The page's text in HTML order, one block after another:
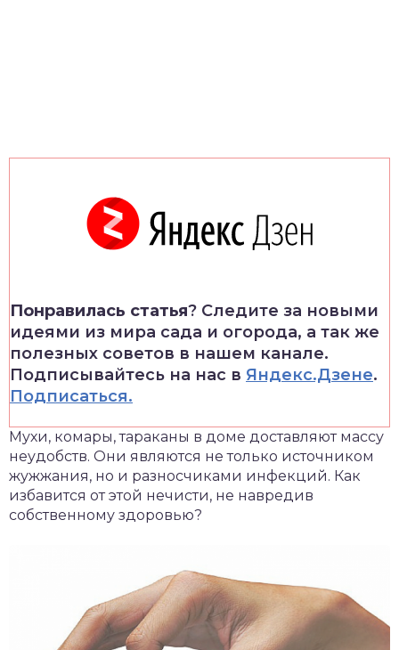
Понравилась статья? Следите за новыми
идеями из мира сада и огорода, а так же
полезных советов в нашем канале.
Подписывайтесь на нас в Яндекс.Дзене.
Подписаться.
Мухи, комары, тараканы в доме доставляют массу
неудобств. Они являются не только источником
жужжания, но и разносчиками инфекций. Как
избавится от этой нечисти, не навредив
собственному здоровью?